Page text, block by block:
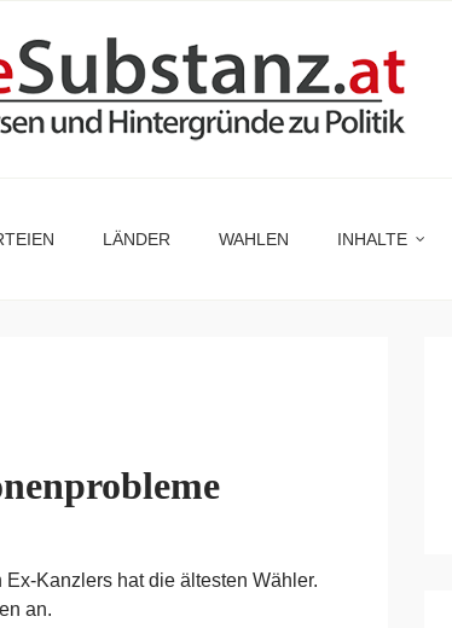
LÄNDER WAHLEN INHALTE
Kanzlers hat die ältesten Wähler.
an.